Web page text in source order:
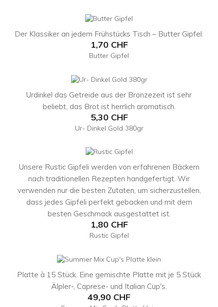
Der Klassiker an jedem Frühstücks Tisch – Butter Gipfel.
Preis
1,70 CHF
Butter Gipfel
Urdinkel das Getreide aus der Bronzezeit ist sehr
beliebt, das Brot ist herrlich aromatisch.
Preis
5,30 CHF
Ur- Dinkel Gold 380gr
Unsere Rustic Gipfeli werden von erfahrenen Bäckern
nach traditionellen Rezepten handgefertigt. Wir
verwenden nur die besten Zutaten, um sicherzustellen,
dass jedes Gipfeli perfekt gebacken und mit dem
besten Geschmack ausgestattet ist.
Preis
1,80 CHF
Rustic Gipfel
Platte à 15 Stück. Eine gemischte Platte mit je 5 Stück
Älpler-, Caprese- und Italian Cup's.
Preis
49,90 CHF